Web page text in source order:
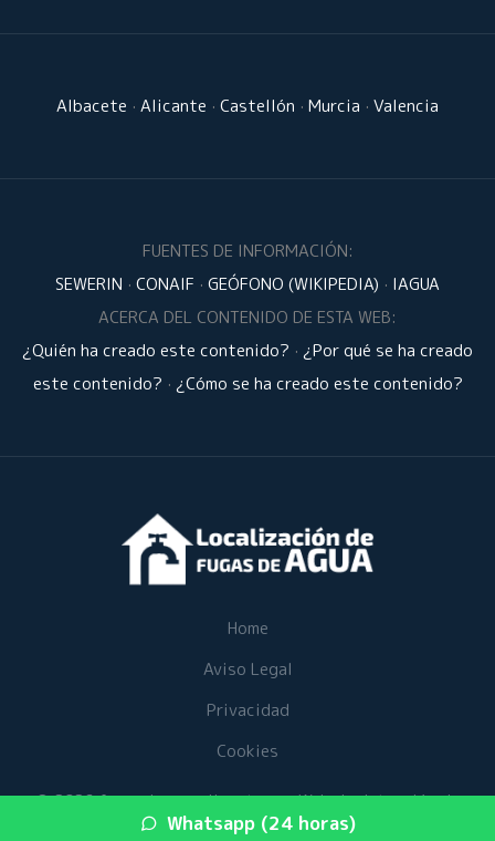
Whatsapp (24 horas)
Albacete · Alicante · Castellón · Murcia · Valencia
FUENTES DE INFORMACIÓN:
SEWERIN · CONAIF · GEÓFONO (WIKIPEDIA) · IAGUA
ACERCA DEL CONTENIDO DE ESTA WEB:
¿Quién ha creado este contenido? · ¿Por qué se ha creado
este contenido? · ¿Cómo se ha creado este contenido?
Home
Aviso Legal
Privacidad
Cookies
© 2026 fugasdeaguaalicante.es · Web de detección de
fugas de agua en su provincia ·Mapa del sitio